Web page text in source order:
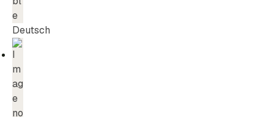
Deutsch